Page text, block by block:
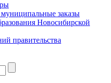
заказы
Новосибирской
правительства